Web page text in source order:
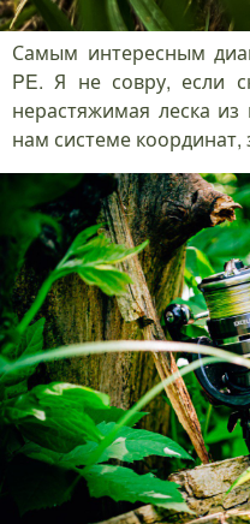
Самым интересным
PE. Я не совру, если
нерастяжимая леска
нам системе